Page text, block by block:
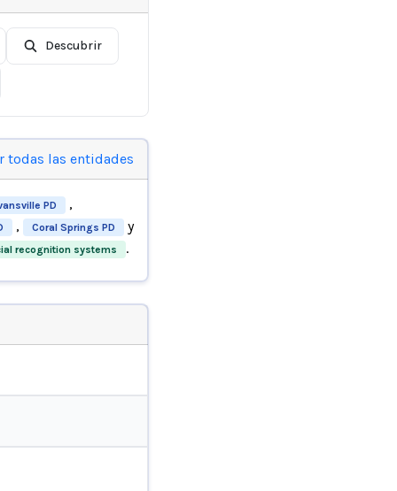
Descubrir
todas las entidades
PD ,
, Coral Springs PD y
recognition systems .